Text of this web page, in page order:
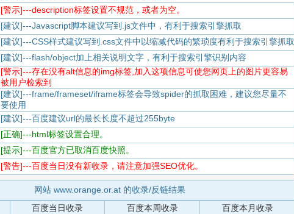
[警示]---description标签设置不规范，或者为空。
[建议]---Javascript脚本建议写到.js文件中，有利于搜索引擎抓取
[建议]---CSS样式建议写到.css文件中以缩减代码的繁琐度有利于搜索引擎抓取
[建议]---flash/object加上相关说明文字，有利于搜索引擎识别内容
[警示]---存在没有alt信息的img标签,加入这项信息可使您网页上的图片更容易
被用户检索到
[建议]---frame/frameset/iframe标签会导致spider的抓取困难，建议您尽量不
要使用
[建议]---百度建议url的最长长度不超过255byte
[正确]---html标签设置合理。
[提示]---百度官方已取消百度快照。
[警告]---百度当日没有新收录，请注意加强SEO优化。
网站 www.orange.or.at 的收录/反链结果
百度当日收录 百度本周收录
百度本月收录